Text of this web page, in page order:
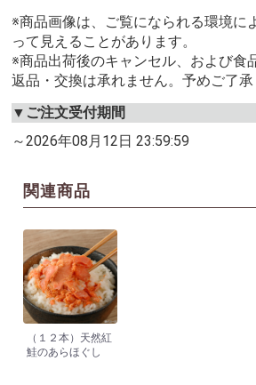
※商品画像は、ご覧になられる環境に
って見えることがあります。
※商品出荷後のキャンセル、および食
返品・交換は承れません。予めご了承
▼ご注文受付期間
～2026年08月12日 23:59:59
関連商品
（１２本）天然紅
鮭のあらほぐし